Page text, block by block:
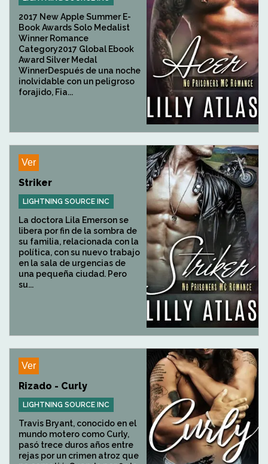
2017 New Apple Summer E-
Book Awards Solo Medalist
Winner Romance
Category2017 Global Ebook
Award Silver Medal
WinnerDespués de una noche
inolvidable con un peligroso
forajido, Fia...
Ver
Striker
LIGHTNING SOURCE INC
La doctora Lila Emerson se
libera por fin de la sombra de
su familia, relacionada con la
política, con su nuevo trabajo
en la sala de urgencias de
una pequeña ciudad. Pero
su...
Ver
Rizado - Curly
LIGHTNING SOURCE INC
Travis Bryant, conocido en el
mundo motero como Curly,
pasó trece duros años entre
rejas por un crimen atroz que